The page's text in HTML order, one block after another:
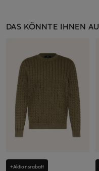
DAS KÖNNTE IHNEN
+Aktionsrabatt